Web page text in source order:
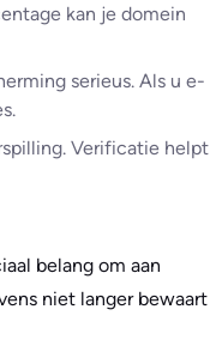
kan je domein
serieus. Als u e-
Verificatie helpt
belang om aan
niet langer bewaart